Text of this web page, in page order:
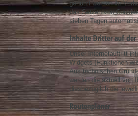
genutzt werden ihr
das Setzen von
sieben Tagen
Inhalte Dritter auf der
Unser Internetauftritt
Widgets (Funktionen
Aus technischen
werden die aktuell von
diesbezüglich die
Routenplaner